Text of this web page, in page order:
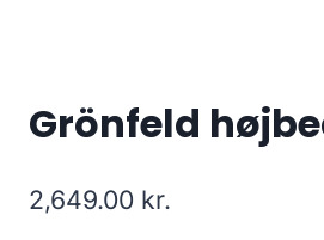
Grönfeld
2,649.00 kr.